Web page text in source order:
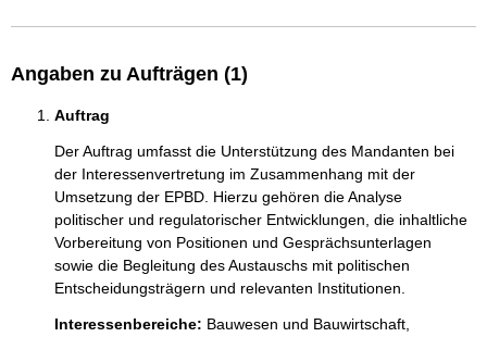
Angaben zu Aufträgen (1)
Auftrag
Der Auftrag umfasst die Unterstützung des Mandanten bei
der Interessenvertretung im Zusammenhang mit der
Umsetzung der EPBD. Hierzu gehören die Analyse
politischer und regulatorischer Entwicklungen, die inhaltliche
Vorbereitung von Positionen und Gesprächsunterlagen
sowie die Begleitung des Austauschs mit politischen
Interessenbereiche: Bauwesen und Bauwirtschaft,